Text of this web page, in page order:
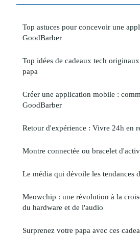
Top astuces pour concevoir une
GoodBarber
Top idées de cadeaux tech
papa
Créer une application mobile :
GoodBarber
Retour d'expérience : Vivre 24h en
Montre connectée ou bracelet
Le média qui dévoile les tendances
Meowchip : une révolution à la
du hardware et de l'audio
Surprenez votre papa avec ces